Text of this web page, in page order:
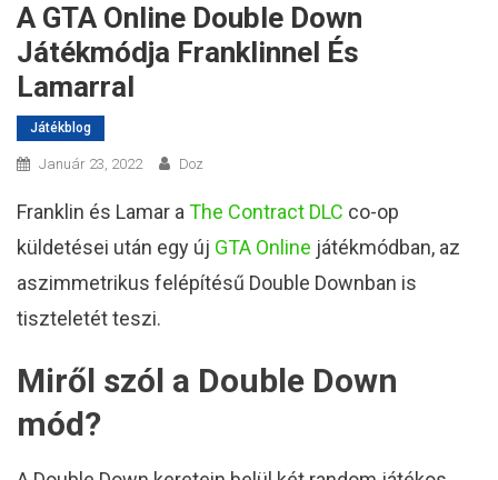
A GTA Online Double Down
Játékmódja Franklinnel És
Lamarral
Játékblog
Január 23, 2022 Doz
Franklin és Lamar a The Contract DLC co-op
küldetései után egy új GTA Online játékmódban, az
aszimmetrikus felépítésű Double Downban is
tiszteletét teszi.
Miről szól a Double Down
mód?